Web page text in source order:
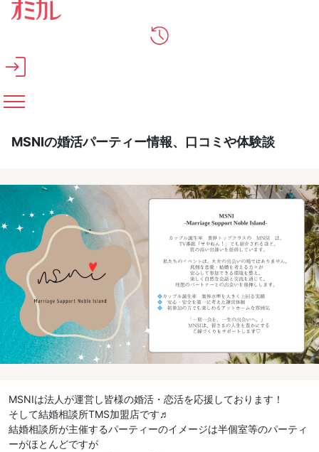
メインコンテンツへスキップ
MSNIの婚活パーティー情報、口コミや体験談
MSNIは法人が運営し皆様の婚活・恋活を応援しております！
そして結婚相談所TMS加盟店です♬
結婚相談所が主催するパーティーのイメージは半個室等のパーティ
ーがほとんどですが